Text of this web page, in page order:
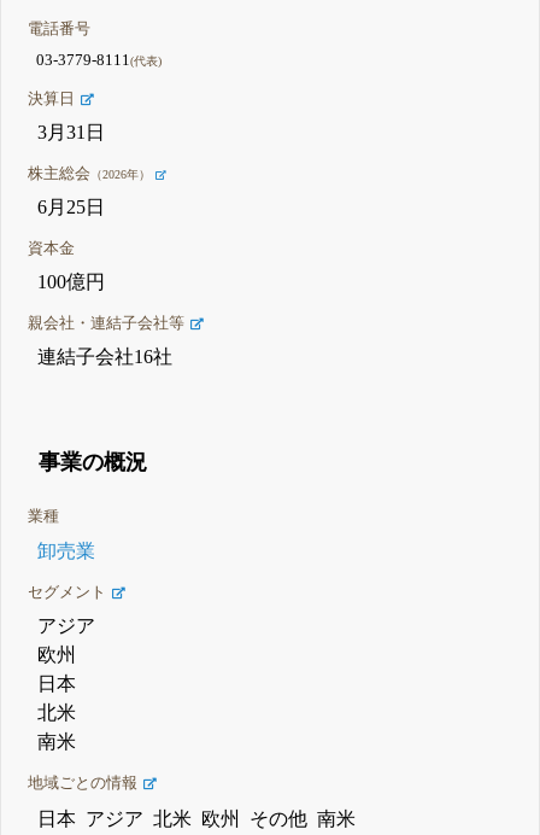
電話番号
03-3779-8111 (代表)
決算日
3月31日
株主総会 （2026年）
6月25日
資本金
100億円
親会社・連結子会社等
連結子会社16社
事業の概況
業種
卸売業
セグメント
アジア
欧州
日本
北米
南米
地域ごとの情報
日本 アジア 北米 欧州 その他 南米